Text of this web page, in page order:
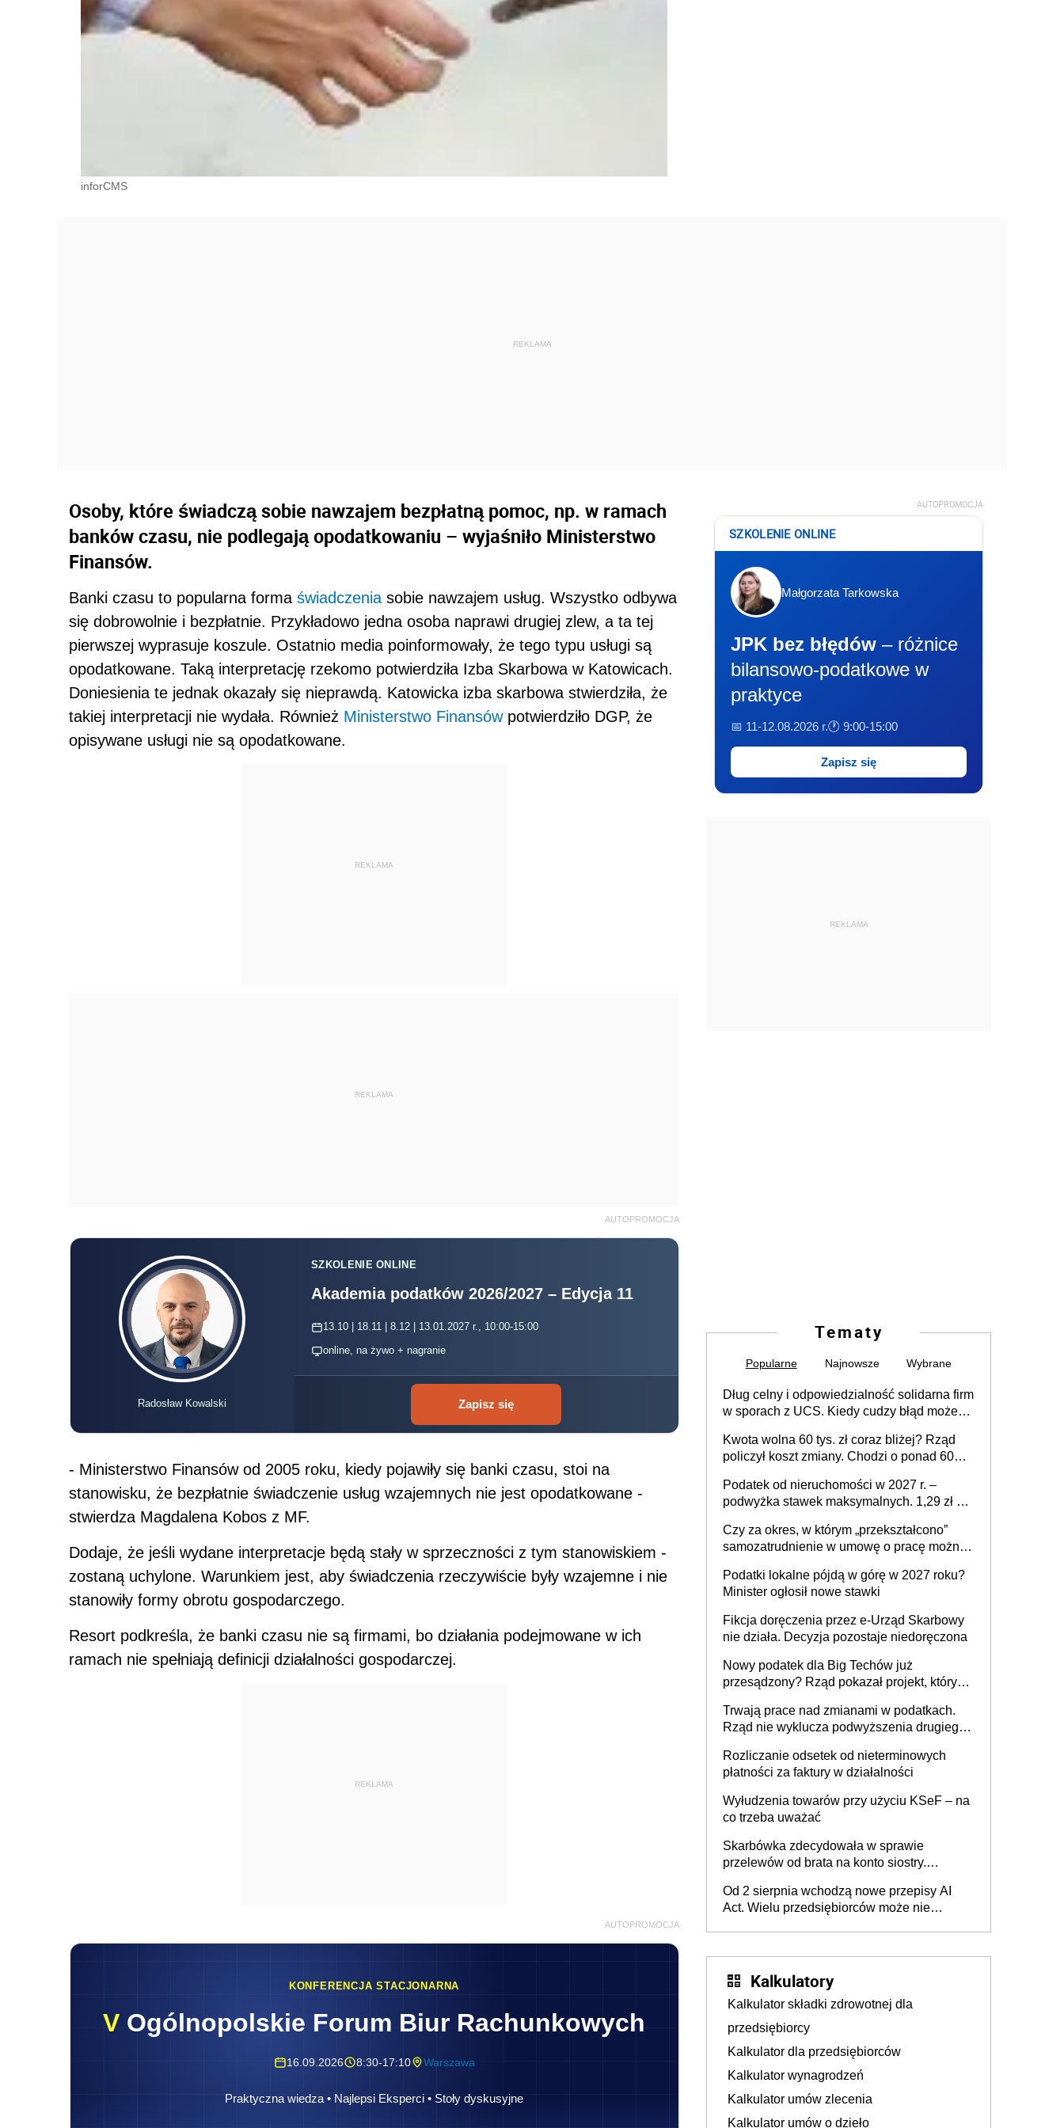
inforCMS
Osoby, które świadczą sobie nawzajem bezpłatną pomoc, np. w ramach
banków czasu, nie podlegają opodatkowaniu – wyjaśniło Ministerstwo
Finansów.
Banki czasu to popularna forma świadczenia sobie nawzajem usług. Wszystko odbywa
się dobrowolnie i bezpłatnie. Przykładowo jedna osoba naprawi drugiej zlew, a ta tej
pierwszej wyprasuje koszule. Ostatnio media poinformowały, że tego typu usługi są
opodatkowane. Taką interpretację rzekomo potwierdziła Izba Skarbowa w Katowicach.
Doniesienia te jednak okazały się nieprawdą. Katowicka izba skarbowa stwierdziła, że
takiej interpretacji nie wydała. Również Ministerstwo Finansówpotwierdziło DGP, że
opisywane usługi nie są opodatkowane.
REKLAMA
REKLAMA
AUTOPROMOCJA
Radosław Kowalski
SZKOLENIE ONLINE
Akademia podatków 2026/2027 – Edycja 11
13.10 | 18.11 | 8.12 | 13.01.2027 r., 10:00-15:00
online, na żywo + nagranie
Zapisz się
- Ministerstwo Finansów od 2005 roku, kiedy pojawiły się banki czasu, stoi na
stanowisku, że bezpłatnie świadczenie usług wzajemnych nie jest opodatkowane -
stwierdza Magdalena Kobos z MF.
Dodaje, że jeśli wydane interpretacje będą stały w sprzeczności z tym stanowiskiem -
zostaną uchylone. Warunkiem jest, aby świadczenia rzeczywiście były wzajemne i nie
stanowiły formy obrotu gospodarczego.
Resort podkreśla, że banki czasu nie są firmami, bo działania podejmowane w ich
ramach nie spełniają definicji działalności gospodarczej.
REKLAMA
AUTOPROMOCJA
KONFERENCJA STACJONARNA
V Ogólnopolskie Forum Biur Rachunkowych
16.09.2026 8:30-17:10 Warszawa
Praktyczna wiedza • Najlepsi Eksperci • Stoły dyskusyjne
AUTOPROMOCJA
SZKOLENIE ONLINE
Małgorzata Tarkowska
JPK bez błędów – różnice
bilansowo-podatkowe w
praktyce
📅 11-12.08.2026 r.🕐 9:00-15:00
Zapisz się
REKLAMA
Tematy
Popularne Najnowsze Wybrane
Dług celny i odpowiedzialność solidarna firm
w sporach z UCS. Kiedy cudzy błąd może
Kwota wolna 60 tys. zł coraz bliżej? Rząd
policzył koszt zmiany. Chodzi o ponad 60
Podatek od nieruchomości w 2027 r. –
podwyżka stawek maksymalnych. 1,29 zł za
budynków i lokali związanych z
prowadzeniem działalności gospodarczej
Czy za okres, w którym „przekształcono”
samozatrudnienie w umowę o pracę można
umowy cywilnoprawnej jedynym
racjonalnym wyjściem
Podatki lokalne pójdą w górę w 2027 roku?
Minister ogłosił nowe stawki
Fikcja doręczenia przez e-Urząd Skarbowy
nie działa. Decyzja pozostaje niedoręczona
Nowy podatek dla Big Techów już
przesądzony? Rząd pokazał projekt, który
Trwają prace nad zmianami w podatkach.
Rząd nie wyklucza podwyższenia drugiego
Rozliczanie odsetek od nieterminowych
płatności za faktury w działalności
Wyłudzenia towarów przy użyciu KSeF – na
co trzeba uważać
Skarbówka zdecydowała w sprawie
przelewów od brata na konto siostry.
darowizna, ale podatku jednak nie będzie
Od 2 sierpnia wchodzą nowe przepisy AI
Act. Wielu przedsiębiorców może nie
Kalkulatory
Kalkulator składki zdrowotnej dla
przedsiębiorcy
Kalkulator dla przedsiębiorców
Kalkulator wynagrodzeń
Kalkulator umów zlecenia
Kalkulator umów o dzieło